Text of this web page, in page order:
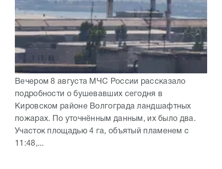
Вечером 8 августа МЧС России рассказало
подробности о бушевавших сегодня в
Кировском районе Волгограда ландшафтных
пожарах. По уточнённым данным, их было два.
Участок площадью 4 га, объятый пламенем с
11:48,...